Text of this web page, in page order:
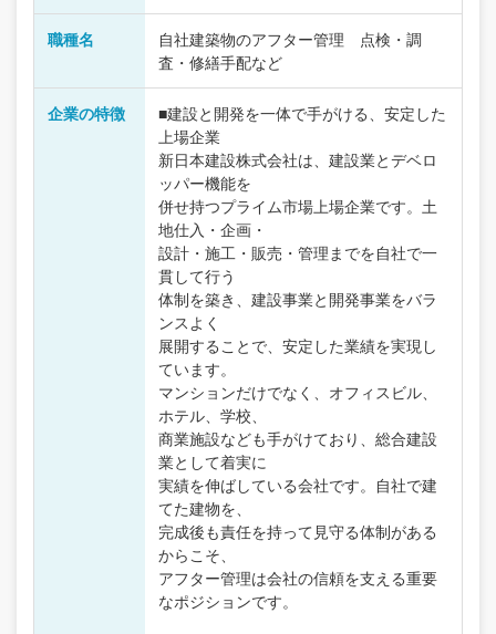
職種名
自社建築物のアフター管理 点検・調
査・修繕手配など
企業の特徴
■建設と開発を一体で手がける、安定した
上場企業
新日本建設株式会社は、建設業とデベロ
ッパー機能を
併せ持つプライム市場上場企業です。土
地仕入・企画・
設計・施工・販売・管理までを自社で一
貫して行う
体制を築き、建設事業と開発事業をバラ
ンスよく
展開することで、安定した業績を実現し
ています。
マンションだけでなく、オフィスビル、
ホテル、学校、
商業施設なども手がけており、総合建設
業として着実に
実績を伸ばしている会社です。自社で建
てた建物を、
完成後も責任を持って見守る体制がある
からこそ、
アフター管理は会社の信頼を支える重要
なポジションです。